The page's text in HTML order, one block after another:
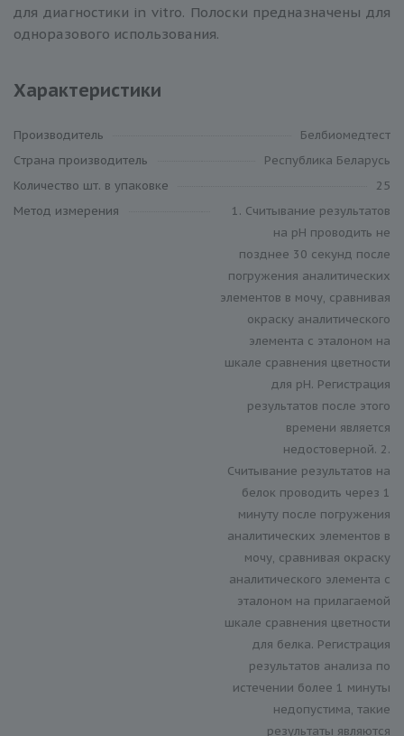
для диагностики in vitro. Полоски предназначены для
одноразового использования.
Характеристики
Производитель
Белбиомедтест
Cтрана производитель
Республика Беларусь
Количество шт. в упаковке
25
Метод измерения
1. Считывание результатов
на рН проводить не
позднее 30 секунд после
погружения аналитических
элементов в мочу, сравнивая
окраску аналитического
элемента с эталоном на
шкале сравнения цветности
для рН. Регистрация
результатов после этого
времени является
недостоверной. 2.
Считывание результатов на
белок проводить через 1
минуту после погружения
аналитических элементов в
мочу, сравнивая окраску
аналитического элемента с
эталоном на прилагаемой
шкале сравнения цветности
для белка. Регистрация
результатов анализа по
истечении более 1 минуты
недопустима, такие
результаты являются